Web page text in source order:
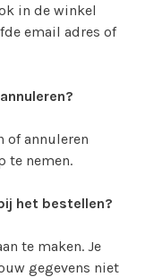
in de winkel
email adres of
of annuleren
te nemen.
het bestellen?
te maken. Je
gegevens niet